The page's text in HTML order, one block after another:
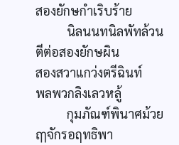
สองยักษกำเริบร้าย
นิลนนทนิลพัทล้วน
ตีต่อสองยักษผิน
สองสวาแกว่งตรีฉินท์
พลพวกลิงเลวหลู้
กุมภัณฑ์พินาศม้วย
ฤๅจักรอฤทธิพา